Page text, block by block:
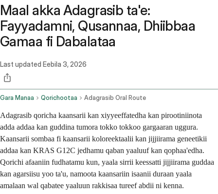
Maal akka Adagrasib ta'e:
Fayyadamni, Qusannaa, Dhiibbaa
Gamaa fi Dabalataa
Last updated Eebila 3, 2026
Gara Manaa Qorichootaa Adagrasib Oral Route
Adagrasib qoricha kaansarii kan xiyyeeffatedha kan pirootiniinota
adda addaa kan guddina tumora tokko tokkoo gargaaran uggura.
Kaansarii sombaa fi kaansarii koloreektaalii kan jijjiirama geneetikii
addaa kan KRAS G12C jedhamu qaban yaaluuf kan qophaa'edha.
Qorichi afaaniin fudhatamu kun, yaala sirrii keessatti jijjiirama guddaa
kan agarsiisu yoo ta'u, namoota kaansariin isaanii duraan yaala
amalaan wal qabatee yaaluun rakkisaa tureef abdii ni kenna.